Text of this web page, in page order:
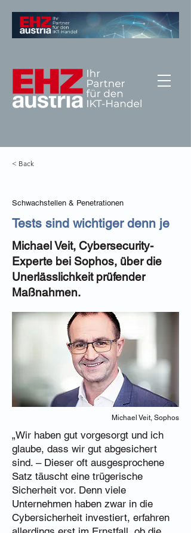
< Back
Schwachstellen & Penetrationen
Tests sind wichtiger denn je
Michael Veit, Cybersecurity-
Experte bei Sophos, über die
Unerlässlichkeit prüfender
Maßnahmen.
Michael Veit, Sophos
„Wir haben gut vorgesorgt und ich
glaube, dass wir gut abgesichert
sind. – Dieser oft ausgesprochene
Satz täuscht eine trügerische
Sicherheit vor. Denn viele
Unternehmen haben zwar in die
Cybersicherheit investiert, erfahren